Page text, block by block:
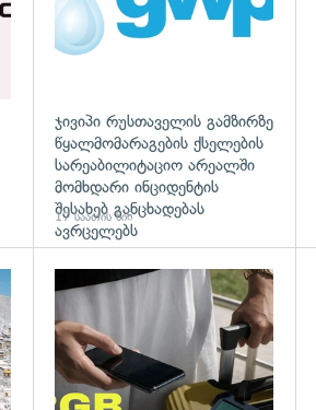
ჯივიპი რუსთაველის გამზირზე
წყალმომარაგების ქსელების
სარეაბილიტაციო არეალში
მომხდარი ინციდენტის
შესახებ განცხადებას
ავრცელებს
17 საათის წინ
გადახედვა